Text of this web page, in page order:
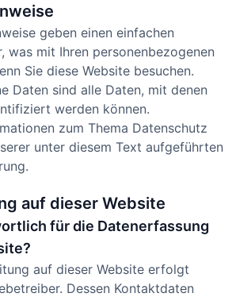
geben einen einfachen
was mit Ihren personenbezogenen
Sie diese Website besuchen.
Daten sind alle Daten, mit denen
werden können.
zum Thema Datenschutz
unter diesem Text aufgeführten
auf dieser Website
für die Datenerfassung
auf dieser Website erfolgt
Dessen Kontaktdaten